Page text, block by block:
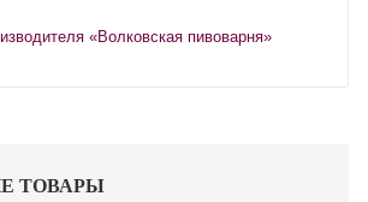
«Волковская пивоварня»
ТОВАРЫ